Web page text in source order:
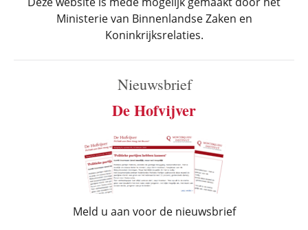
Ministerie van Binnenlandse Zaken en
Koninkrijksrelaties.
Nieuwsbrief
De Hofvijver
Meld u aan voor de nieuwsbrief